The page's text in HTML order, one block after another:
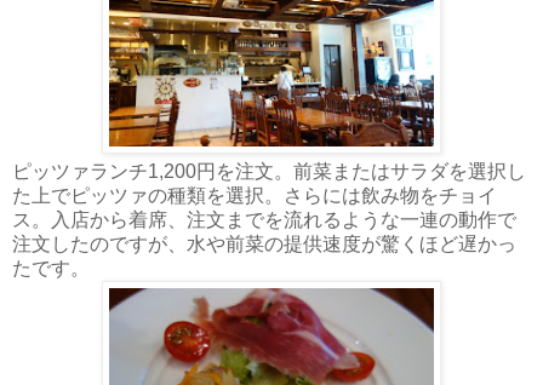
ピッツァランチ1,200円を注文。前菜またはサラダを選択し
た上でピッツァの種類を選択。さらには飲み物をチョイ
ス。入店から着席、注文までを流れるような一連の動作で
注文したのですが、水や前菜の提供速度が驚くほど遅かっ
たです。